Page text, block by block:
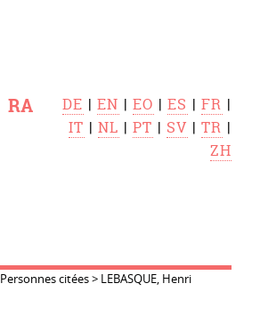
RA DE |EN |EO |ES |FR |
IT |NL |PT | SV |TR |
ZH
Personnes citées> LEBASQUE, Henri